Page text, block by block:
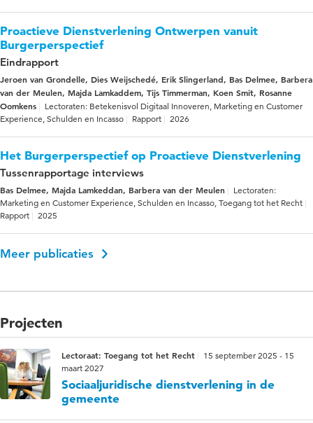
Proactieve Dienstverlening Ontwerpen vanuit
Burgerperspectief
Eindrapport
Jeroen van Grondelle, Dies Weijschedé, Erik Slingerland, Bas Delmee, Barbera
van der Meulen, Majda Lamkaddem, Tijs Timmerman, Koen Smit, Rosanne
Oomkens
Lectoraten: Betekenisvol Digitaal Innoveren, Marketing en Customer
Experience, Schulden en Incasso
Rapport 2026
Het Burgerperspectief op Proactieve Dienstverlening
Tussenrapportage interviews
Bas Delmee, Majda Lamkeddan, Barbera van der Meulen
Lectoraten:
Marketing en Customer Experience, Schulden en Incasso, Toegang tot het Recht
Rapport
2025
Meer publicaties
Projecten
Lectoraat: Toegang tot het Recht
15 september 2025 - 15
maart 2027
Sociaaljuridische dienstverlening in de
gemeente